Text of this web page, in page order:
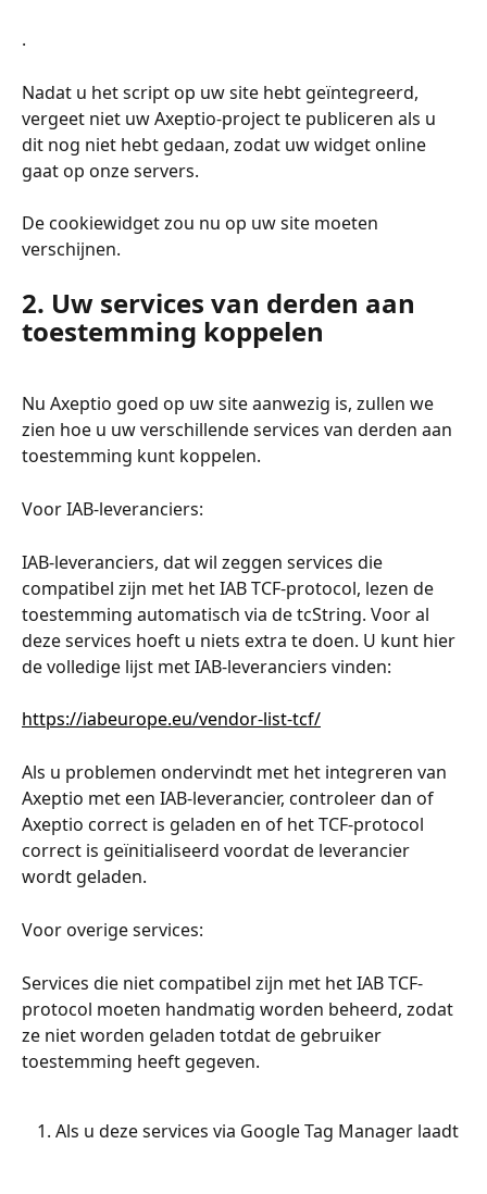
.
Nadat u het script op uw site hebt geïntegreerd,
vergeet niet uw Axeptio-project te publiceren als u
dit nog niet hebt gedaan, zodat uw widget online
gaat op onze servers.
De cookiewidget zou nu op uw site moeten
verschijnen.
2. Uw services van derden aan
toestemming koppelen
Nu Axeptio goed op uw site aanwezig is, zullen we
zien hoe u uw verschillende services van derden aan
toestemming kunt koppelen.
Voor IAB-leveranciers:
IAB-leveranciers, dat wil zeggen services die
compatibel zijn met het IAB TCF-protocol, lezen de
toestemming automatisch via de tcString. Voor al
deze services hoeft u niets extra te doen. U kunt hier
de volledige lijst met IAB-leveranciers vinden:
https://iabeurope.eu/vendor-list-tcf/
Als u problemen ondervindt met het integreren van
Axeptio met een IAB-leverancier, controleer dan of
Axeptio correct is geladen en of het TCF-protocol
correct is geïnitialiseerd voordat de leverancier
wordt geladen.
Voor overige services:
Services die niet compatibel zijn met het IAB TCF-
protocol moeten handmatig worden beheerd, zodat
ze niet worden geladen totdat de gebruiker
toestemming heeft gegeven.
Als u deze services via Google Tag Manager laadt